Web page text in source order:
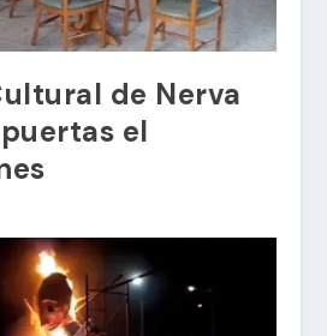
de Nerva
el